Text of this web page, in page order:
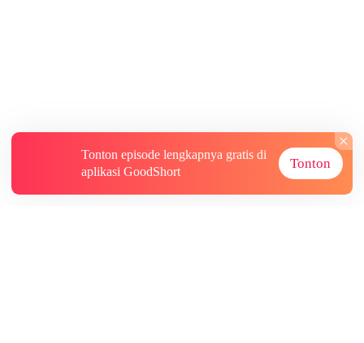
Tonton episode lengkapnya gratis di
aplikasi GoodShort
Tonton